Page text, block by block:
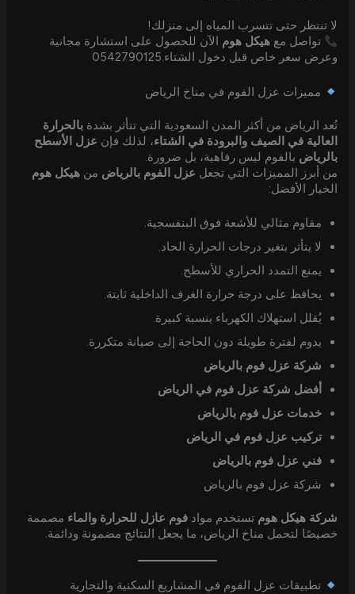
لا تنتظر حتى تتسرب المياه إلى منزلك!
تواصل معهيكل هوم الآن للحصول على استشارة مجانية
وعرض سعر خاص قبل دخول الشتاء.0542790125
مميزات عزل الفوم في مناخ الرياض
تُعد الرياض من أكثر المدن السعودية التي تتأثر بشدةبالحرارة
العالية في الصيف والبرودة في الشتاء، لذلك فإن عزل الأسطح
بالرياض بالفوم ليس رفاهية، بل ضرورة.
من أبرز المميزات التي تجعل عزل الفوم بالرياض منهيكل هوم
الخيار الأفضل:
مقاوم مثالي للأشعة فوق البنفسجية.
لا يتأثر بتغير درجات الحرارة الحاد.
يمنع التمدد الحراري للأسطح.
يحافظ على درجة حرارة الغرف الداخلية ثابتة.
يُقلل استهلاك الكهرباء بنسبة كبيرة.
يدوم لفترة طويلة دون الحاجة إلى صيانة متكررة.
شركة عزل فوم بالرياض
أفضل شركة عزل فوم في الرياض
خدمات عزل فوم بالرياض
تركيب عزل فوم في الرياض
فني عزل فوم بالرياض
شركة عزل فوم بالرياض
شركة هيكل هوم تستخدم موادفوم عازل للحرارة والماء مصممة
خصيصًا لتحمل مناخ الرياض، ما يجعل النتائج مضمونة ودائمة.
تطبيقات عزل الفوم في المشاريع السكنية والتجارية